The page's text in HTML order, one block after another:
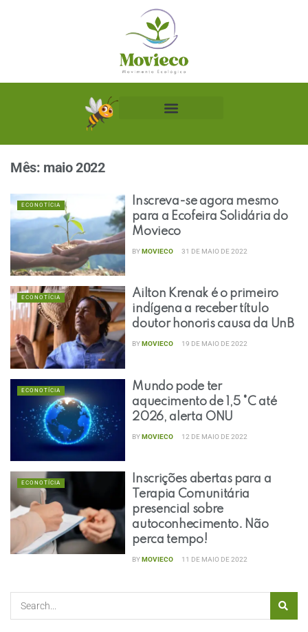
Mês: maio 2022
ECONOTÍCIA
Inscreva-se agora mesmo
para a Ecofeira Solidária do
Movieco
BYMOVIECO 31 DE MAIO DE 2022
ECONOTÍCIA
Ailton Krenak é o primeiro
indígena a receber título
doutor honoris causa da UnB
BYMOVIECO 19 DE MAIO DE 2022
ECONOTÍCIA
Mundo pode ter
aquecimento de 1,5 °C até
2026, alerta ONU
BYMOVIECO 12 DE MAIO DE 2022
ECONOTÍCIA
Inscrições abertas para a
Terapia Comunitária
presencial sobre
autoconhecimento. Não
perca tempo!
BYMOVIECO 11 DE MAIO DE 2022